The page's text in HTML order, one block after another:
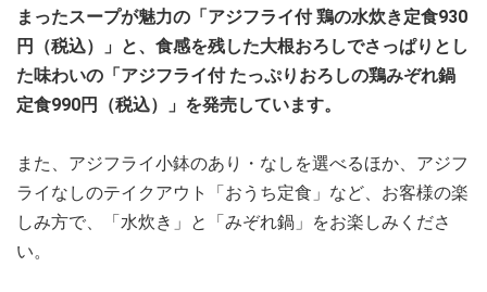
まったスープが魅力の「アジフライ付 鶏の水炊き定食930
円（税込）」と、食感を残した大根おろしでさっぱりとし
た味わいの「アジフライ付 たっぷりおろしの鶏みぞれ鍋
定食990円（税込）」を発売しています。
また、アジフライ小鉢のあり・なしを選べるほか、アジフ
ライなしのテイクアウト「おうち定食」など、お客様の楽
しみ方で、「水炊き」と「みぞれ鍋」をお楽しみくださ
い。